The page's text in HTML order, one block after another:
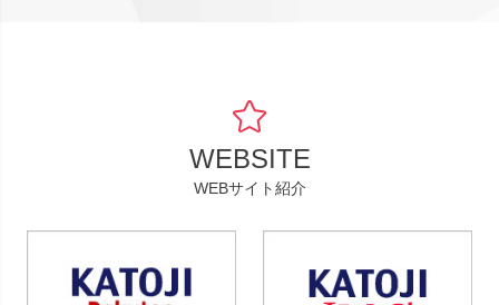
WEBSITE
WEBサイト紹介